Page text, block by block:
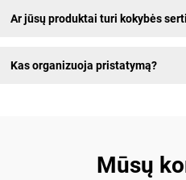
Ar jūsų produktai turi kokybės
Kas organizuoja pristatymą?
Mūsų